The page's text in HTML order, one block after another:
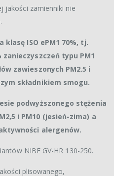
jakości zamienniki nie
klasę ISO ePM1 70%, tj.
typu PM1
zawieszonych PM2.5 i
składnikiem smogu.
podwyższonego stężenia
i PM10 (jesień-zima) a
alergenów.
NIBE GV-HR 130-250.
plisowanego,